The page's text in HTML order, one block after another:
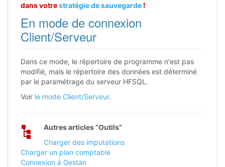
dans votrestratégie de sauvegarde !
En mode de connexion
Client/Serveur
Dans ce mode, le répertoire de programme n'est pas
modifié, mais le répertoire des données est déterminé
par le paramétrage du serveur HFSQL.
Voir le mode Client/Serveur.
Autres articles “Outils”
Charger des imputations
Charger un plan comptable
Connexion à Gestan